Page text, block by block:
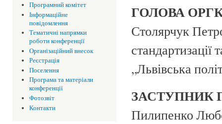
Програмний комітет
Інформаційне
повідомлення
Тематичні напрямки
роботи конференції
Організаційний внесок
Реєстрація
Поселення
Програма та матеріали
конференції
Фотозвіт
Контакти
ГОЛОВА
Столярчук
стандартизації
„Львівська
ЗАСТУПНИК
Пилипенко